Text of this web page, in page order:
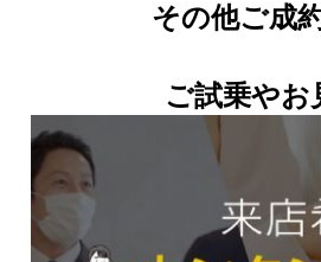
その他ご成
ご試乗やお